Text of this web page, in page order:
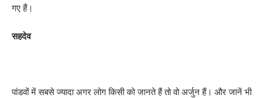
गए हैं।
सहदेव
पांडवों में सबसे ज्यादा अगर लोग किसी को जानते हैं तो वो अर्जुन हैं। और जानें भी